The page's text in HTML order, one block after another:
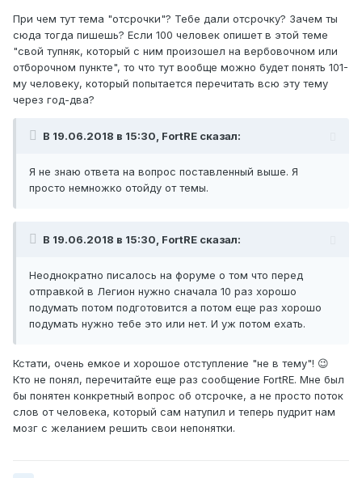
При чем тут тема "отсрочки"? Тебе дали отсрочку? Зачем ты
сюда тогда пишешь? Если 100 человек опишет в этой теме
"свой тупняк, который с ним произошел на вербовочном или
отборочном пункте", то что тут вообще можно будет понять 101-
му человеку, который попытается перечитать всю эту тему
через год-два?
В 19.06.2018 в 15:30, FortRE сказал:
Я не знаю ответа на вопрос поставленный выше. Я
просто немножко отойду от темы.
В 19.06.2018 в 15:30, FortRE сказал:
Неоднократно писалось на форуме о том что перед
отправкой в Легион нужно сначала 10 раз хорошо
подумать потом подготовится а потом еще раз хорошо
подумать нужно тебе это или нет. И уж потом ехать.
Кстати, очень емкое и хорошое отступление "не в тему"! 😉
Кто не понял, перечитайте еще раз сообщение FortRE. Мне был
бы понятен конкретный вопрос об отсрочке, а не просто поток
слов от человека, который сам натупил и теперь пудрит нам
мозг с желанием решить свои непонятки.